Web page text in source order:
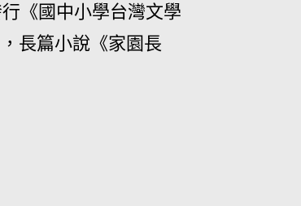
《國中小學台灣文學
長篇小說《家園長